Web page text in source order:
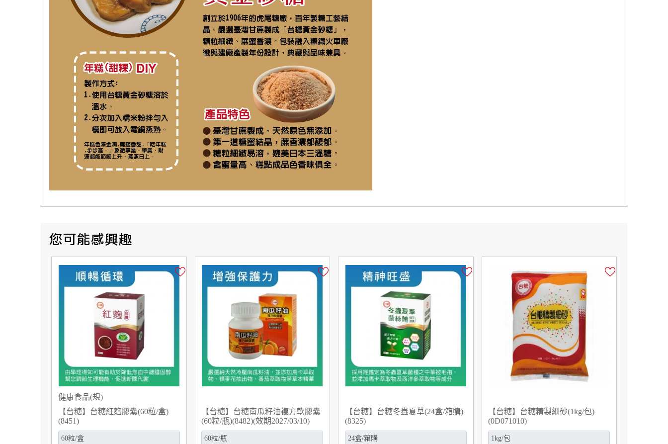
健康食品(規)
【台糖】台糖紅麴膠囊(60粒/盒)
(8451)
【台糖】台糖南瓜籽油複方軟膠囊
(60粒/瓶)(8482)(效期2027/03/10)
【台糖】台糖冬蟲夏草(24盒/箱購)
(8325)
【台糖】台糖精製細砂(1kg/包)
(0D071010)